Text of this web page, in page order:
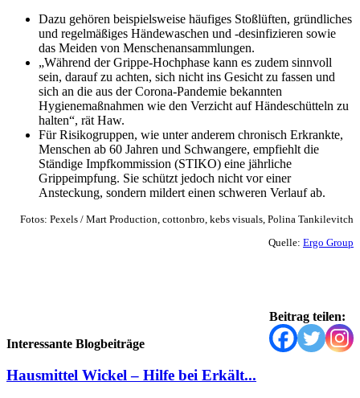
Dazu gehören beispielsweise häufiges Stoßlüften, gründliches
und regelmäßiges Händewaschen und -desinfizieren sowie
das Meiden von Menschenansammlungen.
„Während der Grippe-Hochphase kann es zudem sinnvoll
sein, darauf zu achten, sich nicht ins Gesicht zu fassen und
sich an die aus der Corona-Pandemie bekannten
Hygienemaßnahmen wie den Verzicht auf Händeschütteln zu
halten“, rät Haw.
Für Risikogruppen, wie unter anderem chronisch Erkrankte,
Menschen ab 60 Jahren und Schwangere, empfiehlt die
Ständige Impfkommission (STIKO) eine jährliche
Grippeimpfung. Sie schützt jedoch nicht vor einer
Ansteckung, sondern mildert einen schweren Verlauf ab.
Fotos: Pexels / Mart Production, cottonbro, kebs visuals, Polina Tankilevitch
Quelle: Ergo Group
Beitrag teilen:
Interessante Blogbeiträge
Hausmittel Wickel – Hilfe bei Erkält...